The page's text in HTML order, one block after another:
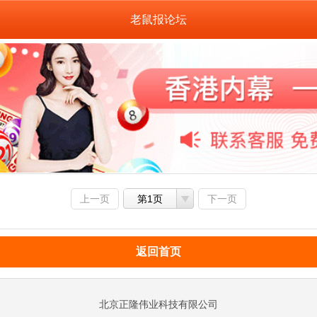
老鼠报论坛
上一页 第1页 下一页
返回首页
北京正隆伟业科技有限公司